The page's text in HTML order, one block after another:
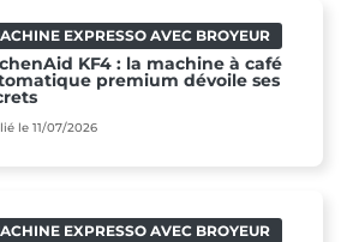
EXPRESSO AVEC BROYEUR
KF4 : la machine à café
premium dévoile ses
le 11/07/2026
EXPRESSO AVEC BROYEUR